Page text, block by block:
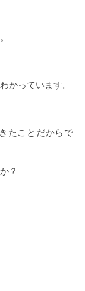
かっています。
たことだからで
？